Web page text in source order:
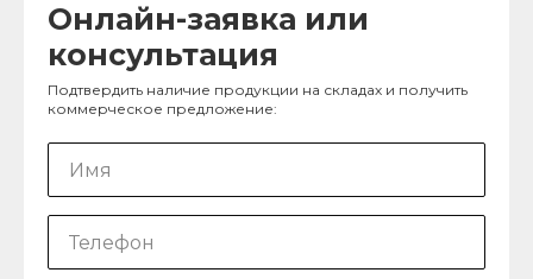
Онлайн-заявка или
консультация
Подтвердить наличие продукции на складах и получить
коммерческое предложение: